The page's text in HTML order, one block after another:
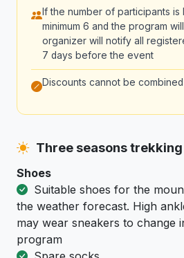
If the number of participants is
minimum 6 and the program
organizer will notify all
7 days before the event
Discounts cannot be combined
Three seasons
Shoes
Suitable shoes for the
the weather forecast. High
may wear sneakers to change
program